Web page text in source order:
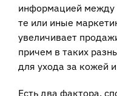
информацией между
те или иные
увеличивает
причем в таких
для ухода за кожей
Есть два фактора,